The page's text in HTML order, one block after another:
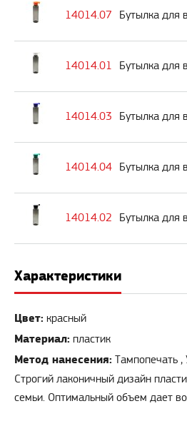
14014.07 Бутылка для
14014.01 Бутылка для
14014.03 Бутылка для
14014.04 Бутылка для
14014.02 Бутылка для
Характеристики
Цвет: красный
Материал: пластик
Метод нанесения: Тампопечать
Строгий лаконичный дизайн
семьи. Оптимальный объем дает